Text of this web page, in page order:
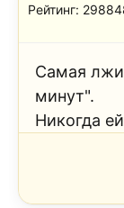
Рейтинг:
Самая
минут".
Никогда